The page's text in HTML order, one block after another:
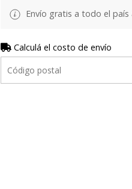
Envío gratis a todo el
Calculá el costo de envío